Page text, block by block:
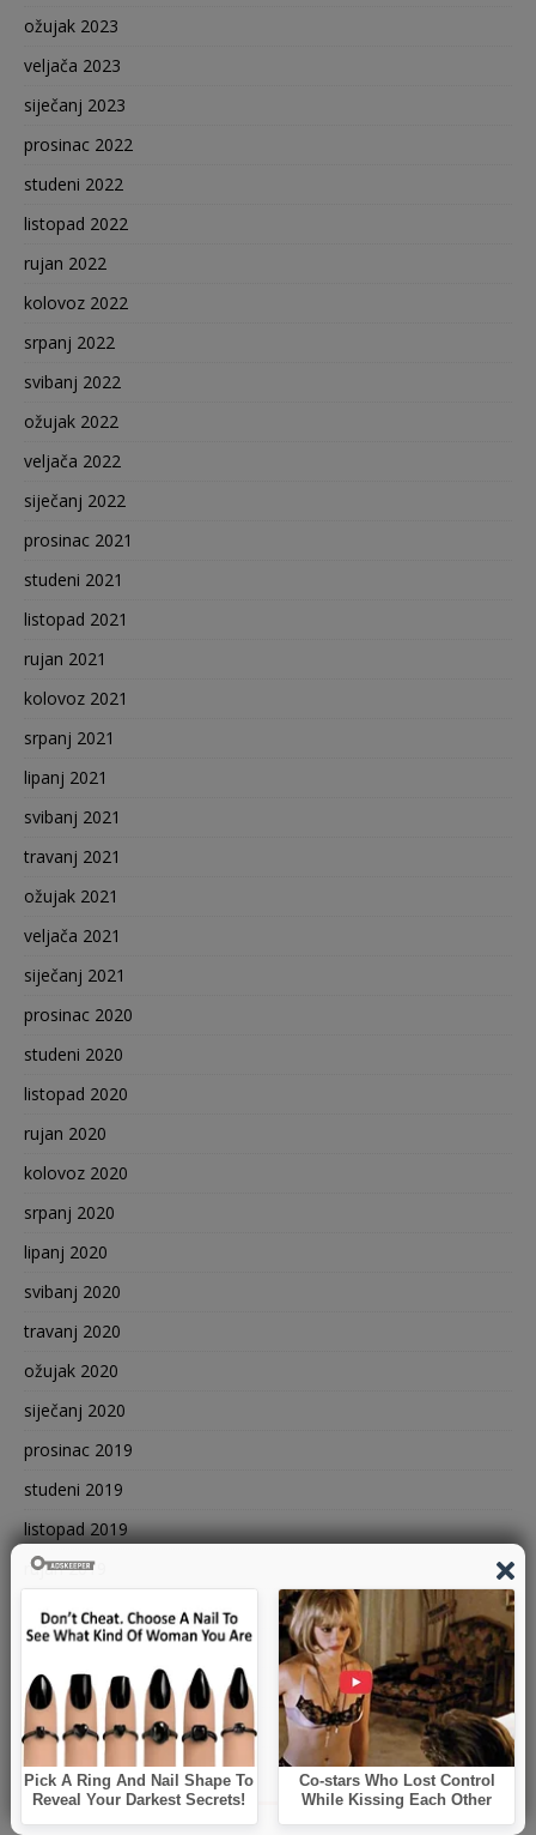
ožujak 2023
veljača 2023
siječanj 2023
prosinac 2022
studeni 2022
listopad 2022
rujan 2022
kolovoz 2022
srpanj 2022
svibanj 2022
ožujak 2022
veljača 2022
siječanj 2022
prosinac 2021
studeni 2021
listopad 2021
rujan 2021
kolovoz 2021
srpanj 2021
lipanj 2021
svibanj 2021
travanj 2021
ožujak 2021
veljača 2021
siječanj 2021
prosinac 2020
studeni 2020
listopad 2020
rujan 2020
kolovoz 2020
srpanj 2020
lipanj 2020
svibanj 2020
travanj 2020
ožujak 2020
siječanj 2020
prosinac 2019
studeni 2019
listopad 2019
rujan 2019
kolovoz 2019
srpanj 2019
lipanj 2019
svibanj 2019
KATEGORIJE